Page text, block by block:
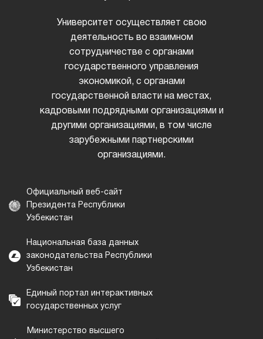
Университет осуществляет свою
деятельность во взаимном
сотрудничестве с органами
государственного управления
экономикой, с органами
государственной власти на местах,
кадровыми подрядными организациями и
другими организациями, в том числе
зарубежными партнерскими
организациями.
Официальный веб-сайт
Президента Республики
Узбекистан
Национальная база данных
законодательства Республики
Узбекистан
Единый портал интерактивных
государственных услуг
Министерство высшего